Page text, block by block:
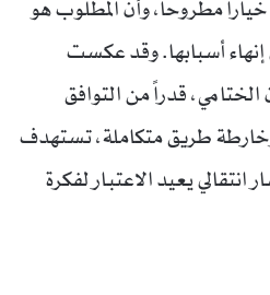
مطروحاً، وأن المطلوب هو
إنهاء أسبابها. وقد عكست
الختامي، قدراً من التوافق
طريق متكاملة، تستهدف
يعيد الاعتبار لفكرة